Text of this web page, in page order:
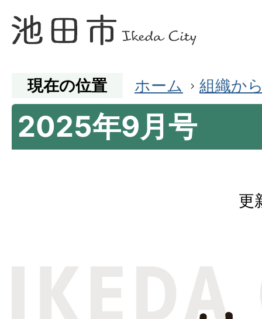
現在の位置 ホーム 組織か
2025年9月号
更